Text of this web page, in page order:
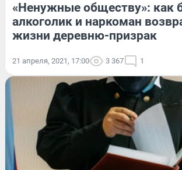
«Ненужные обществу»: как
алкоголик и наркоман
жизни деревню-призрак
21 апреля, 2021, 17:00 3 367 1